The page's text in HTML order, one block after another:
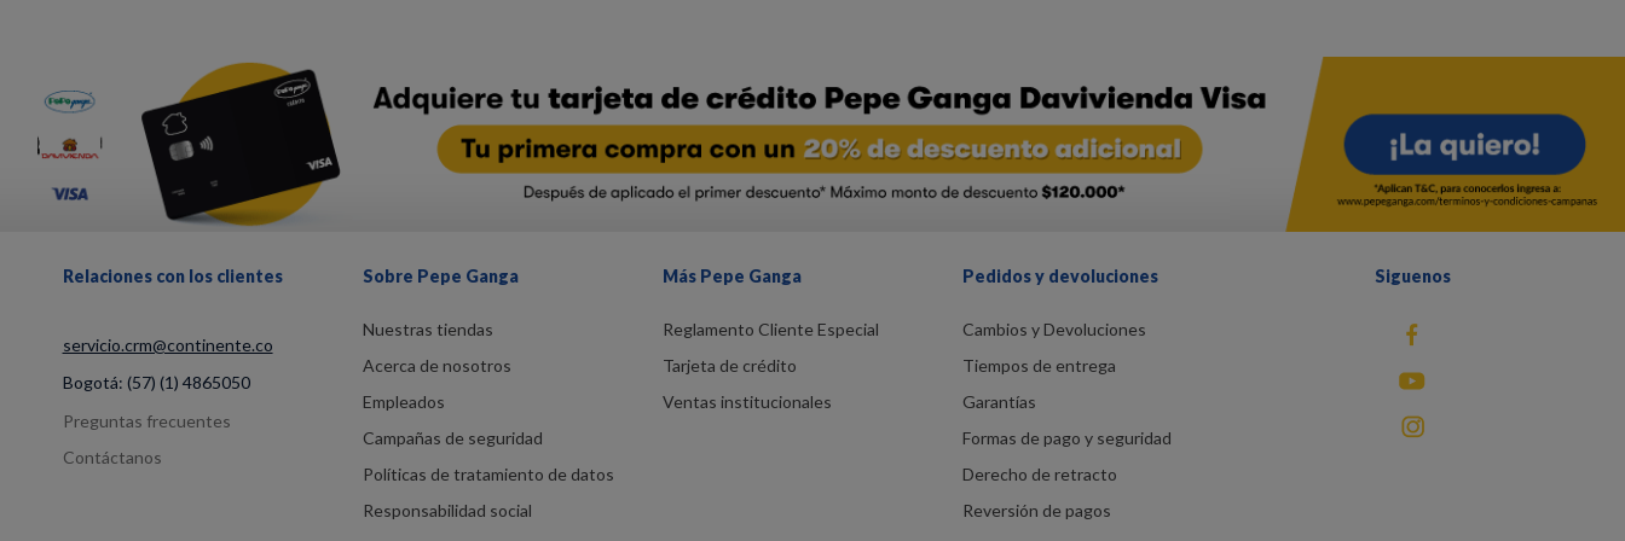
Relaciones con los clientes
servicio.crm@continente.co
Bogotá: (57) (1) 4865050
Preguntas frecuentes
Contáctanos
Sobre Pepe Ganga
Nuestras tiendas
Acerca de nosotros
Empleados
Campañas de seguridad
Políticas de tratamiento de datos
Responsabilidad social
Más Pepe Ganga
Reglamento Cliente Especial
Tarjeta de crédito
Ventas institucionales
Pedidos y devoluciones
Cambios y Devoluciones
Tiempos de entrega
Garantías
Formas de pago y seguridad
Derecho de retracto
Reversión de pagos
Siguenos
fb
You Tube
instagram